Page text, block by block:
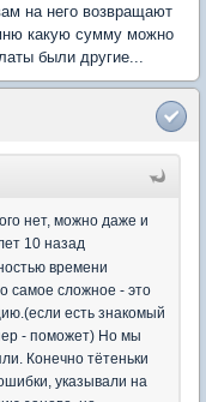
на него возвращают
какую сумму можно
были другие...
нет, можно даже и
10 назад
времени
самое сложное - это
есть знакомый
- поможет) Но мы
Конечно тётеньки
указывали на